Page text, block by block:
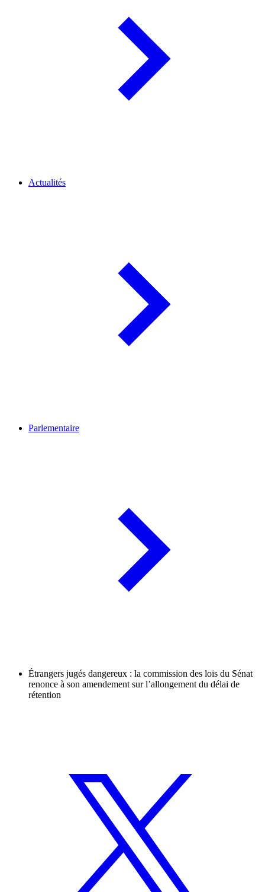
Actualités
Parlementaire
Étrangers jugés dangereux : la commission des lois du Sénat
renonce à son amendement sur l’allongement du délai de
rétention